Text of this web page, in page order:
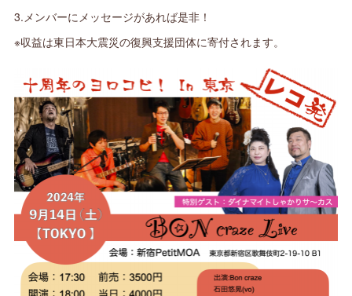
3.メンバーにメッセージがあれば是非！
※収益は東日本大震災の復興支援団体に寄付されます。